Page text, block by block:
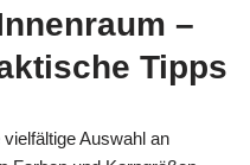
–
Tipps
Auswahl an